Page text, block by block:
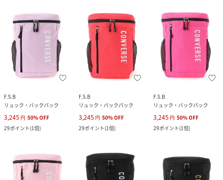
F.S.B
リュック・バックパック
3,245 円 50%OFF
29ポイント(1倍)
F.S.B
リュック・バックパック
3,245 円 50%OFF
29ポイント(1倍)
F.S.B
リュック・バックパック
3,245 円 50%OFF
29ポイント(1倍)